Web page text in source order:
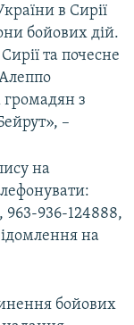
в Сирії
бойових дій.
та почесне
громадян з
–
на
963-936-124888,
на
бойових